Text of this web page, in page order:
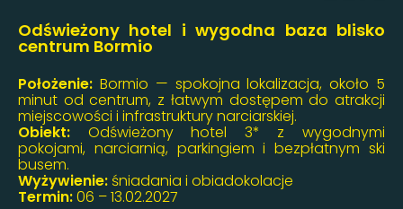
Odświeżony hotel i wygodna baza blisko
centrum Bormio
Położenie: Bormio — spokojna lokalizacja, około 5
minut od centrum, z łatwym dostępem do atrakcji
miejscowości i infrastruktury narciarskiej.
Obiekt: Odświeżony hotel 3* z wygodnymi
pokojami, narciarnią, parkingiem i bezpłatnym ski
busem.
Wyżywienie: śniadania i obiadokolacje
Termin:06 – 13.02.2027